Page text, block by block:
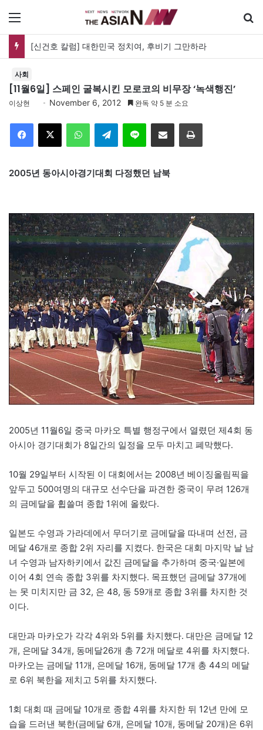
[신건호 칼럼] 대한민국 정치여, 후비기 그만하라
사회
[11월6일] 스페인 굴복시킨 모로코의 비무장 ‘녹색행진’
이상현 November 6, 2012 완독 약 5 분 소요
Telegram 이메일
2005년 동아시아경기대회 다정했던 남북
2005년 11월6일 중국 마카오 특별 행정구에서 열렸던 제4회 동
아시아 경기대회가 8일간의 일정을 모두 마치고 폐막했다.
10월 29일부터 시작된 이 대회에서는 2008년 베이징올림픽을
앞두고 500여명의 대규모 선수단을 파견한 중국이 무려 126개
의 금메달을 휩쓸며 종합 1위에 올랐다.
일본도 수영과 가라데에서 무더기로 금메달을 따내며 선전, 금
메달 46개로 종합 2위 자리를 지켰다. 한국은 대회 마지막 날 남
녀 수영과 남자하키에서 값진 금메달을 추가하며 중국·일본에
이어 4회 연속 종합 3위를 차지했다. 목표했던 금메달 37개에
는 못 미치지만 금 32, 은 48, 동 59개로 종합 3위를 차지한 것
이다.
대만과 마카오가 각각 4위와 5위를 차지했다. 대만은 금메달 12
개, 은메달 34개, 동메달26개 총 72개 메달로 4위를 차지했다.
마카오는 금메달 11개, 은메달 16개, 동메달 17개 총 44의 메달
로 6위 북한을 제치고 5위를 차지했다.
1회 대회 때 금메달 10개로 종합 4위를 차지한 뒤 12년 만에 모
습을 드러낸 북한(금메달 6개, 은메달 10개, 동메달 20개)은 6위